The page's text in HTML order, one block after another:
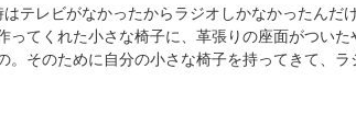
テレビがなかったからラジオしかなかったんだ
てくれた小さな椅子に、革張りの座面がつい
そのために自分の小さな椅子を持ってきて、